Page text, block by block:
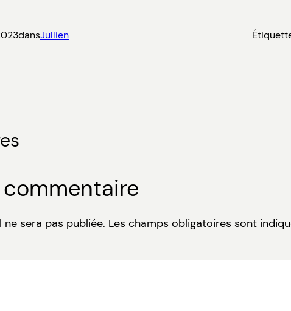
dansJullien
sera pas publiée. Les champs obligatoires sont